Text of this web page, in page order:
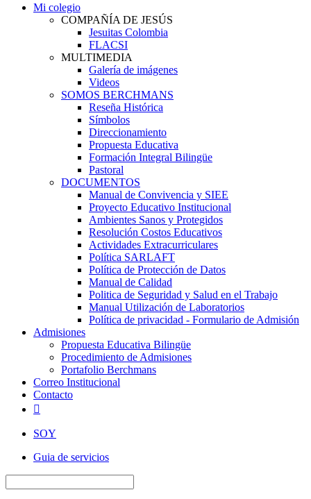
Mi colegio
COMPAÑÍA DE JESÚS
Jesuitas Colombia
FLACSI
MULTIMEDIA
Galería de imágenes
Videos
SOMOS BERCHMANS
Reseña Histórica
Símbolos
Direccionamiento
Propuesta Educativa
Formación Integral Bilingüe
Pastoral
DOCUMENTOS
Manual de Convivencia y SIEE
Proyecto Educativo Institucional
Ambientes Sanos y Protegidos
Resolución Costos Educativos
Actividades Extracurriculares
Política SARLAFT
Política de Protección de Datos
Manual de Calidad
Politica de Seguridad y Salud en el Trabajo
Manual Utilización de Laboratorios
Política de privacidad - Formulario de Admisión
Admisiones
Propuesta Educativa Bilingüe
Procedimiento de Admisiones
Portafolio Berchmans
Correo Institucional
Contacto

SOY
Guia de servicios